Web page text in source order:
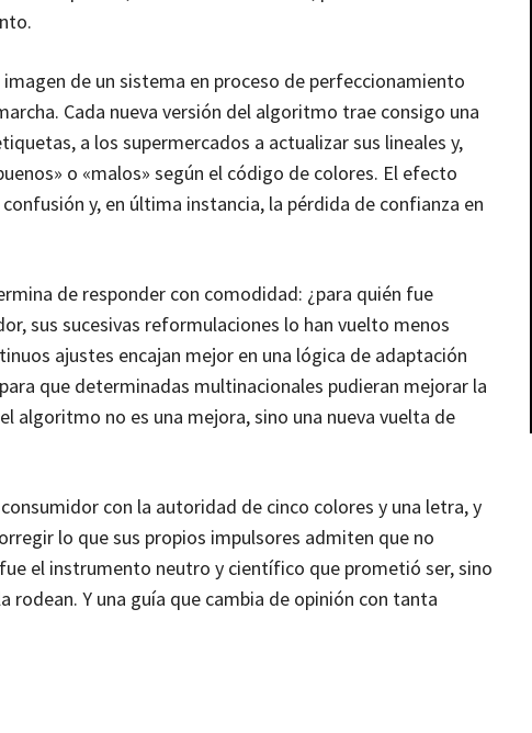
de un sistema en proceso de perfeccionamiento
Cada nueva versión del algoritmo trae consigo una
a los supermercados a actualizar sus lineales y,
o «malos» según el código de colores. El efecto
y, en última instancia, la pérdida de confianza en
de responder con comodidad: ¿para quién fue
sus sucesivas reformulaciones lo han vuelto menos
ajustes encajan mejor en una lógica de adaptación
que determinadas multinacionales pudieran mejorar la
algoritmo no es una mejora, sino una nueva vuelta de
con la autoridad de cinco colores y una letra, y
lo que sus propios impulsores admiten que no
el instrumento neutro y científico que prometió ser, sino
Y una guía que cambia de opinión con tanta